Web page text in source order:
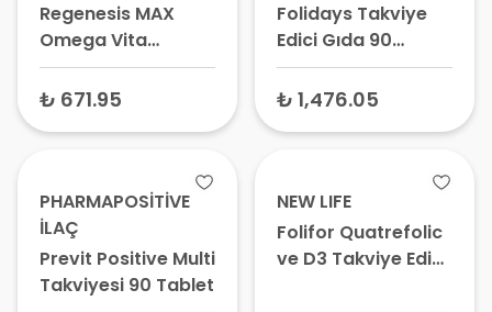
Regenesis MAX
Omega Vita
Mineral Takviye
Edici Gıda 30
₺ 671.95
Folidays Takviye
Edici Gıda 90
Kapsül
₺ 1,476.05
PHARMAPOSİTİVE
İLAÇ
Previt Positive Multivitamin Mineral Gıda
Takviyesi 90 Tablet
NEW LIFE
Folifor Quatrefolic
ve D3 Takviye Edici